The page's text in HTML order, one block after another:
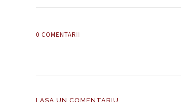
0 COMENTARII
LASA UN COMENTARIU